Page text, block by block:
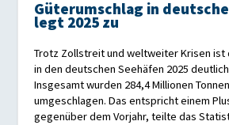
Güterumschlag in
legt 2025 zu
Trotz Zollstreit und weltweiter Krisen ist
in den deutschen Seehäfen 2025
Insgesamt wurden 284,4 Millionen
umgeschlagen. Das entspricht einem
gegenüber dem Vorjahr, teilte das